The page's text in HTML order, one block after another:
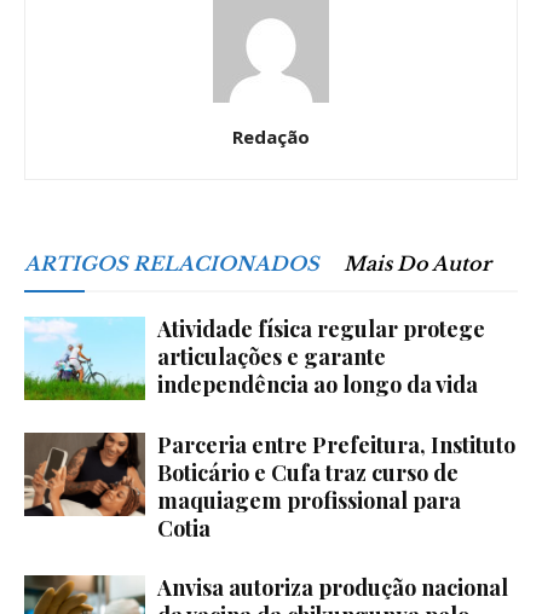
Redação
ARTIGOS RELACIONADOS Mais Do Autor
Atividade física regular protege
articulações e garante
independência ao longo da vida
Parceria entre Prefeitura, Instituto
Boticário e Cufa traz curso de
maquiagem profissional para
Cotia
Anvisa autoriza produção nacional